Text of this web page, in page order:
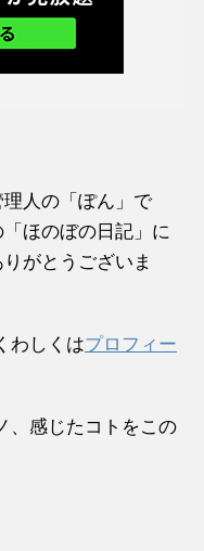
人の「ぽん」で
ほのぼの日記」に
がとうございま
わしくはプロフィー
、感じたコトをこの